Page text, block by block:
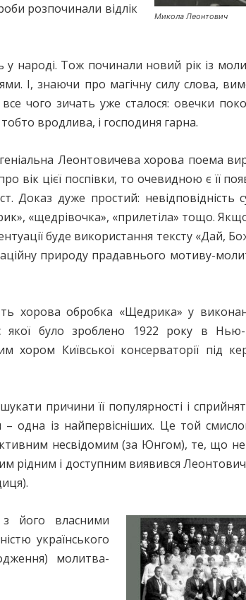
Микола Леонтович
розпочинали відлік
народі. Тож починали новий рік із
І, знаючи про магічну силу слова,
чого зичать уже сталося: овечки
вродлива, і господиня гарна.
Леонтовичева хорова поема
вік цієї поспівки, то очевидною є її
Доказ дуже простий: невідповідність
«щедрівочка», «прилетіла» тощо.
буде використання тексту «Дай,
природу прадавнього мотиву-
хорова обробка «Щедрика» у
якої було зроблено 1922 року в
хором Київської консерваторії під
причини її популярності і
– одна із найпервісніших. Це той
несвідомим (за Юнгом), те, що не
рідним і доступним виявився
з його власними
українського
молитва-